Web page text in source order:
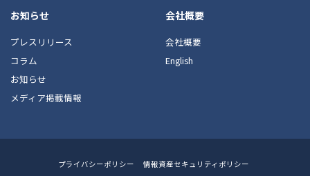
お知らせ
プレスリリース
コラム
お知らせ
メディア掲載情報
会社概要
会社概要
English
Footerプライバシーポリシー 情報資産セキュリティポリシー